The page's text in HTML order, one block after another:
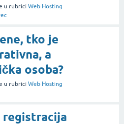
u rubrici Web Hosting
tko je
a
osoba?
u rubrici Web Hosting